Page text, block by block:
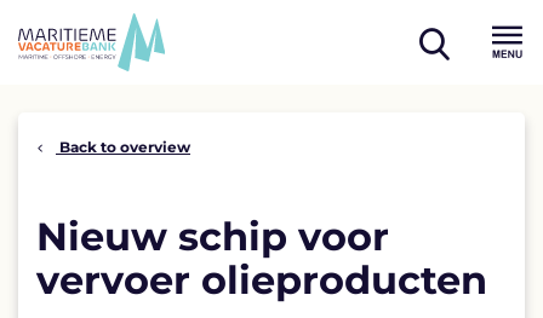
open
Back to overview
Nieuw schip voor
vervoer olieproducten